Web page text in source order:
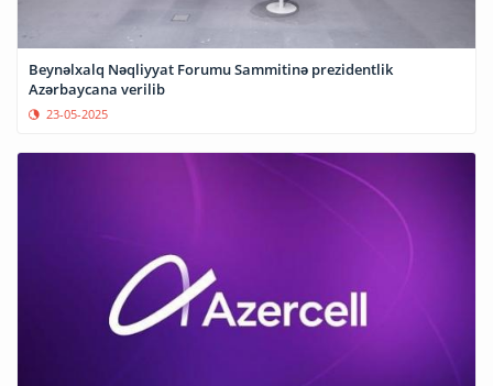
Beynəlxalq Nəqliyyat Forumu Sammitinə prezidentlik
Azərbaycana verilib
23-05-2025